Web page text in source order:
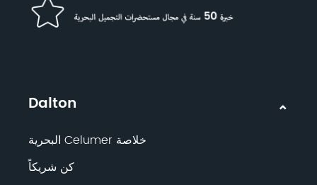
Dalton
خلاصة Celumer البحرية
كن شريكاً